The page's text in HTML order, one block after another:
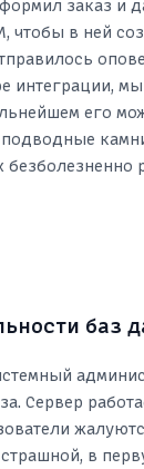
заказ и
чтобы в ней
интеграции,
его
безболезненно
баз
Сервер
в